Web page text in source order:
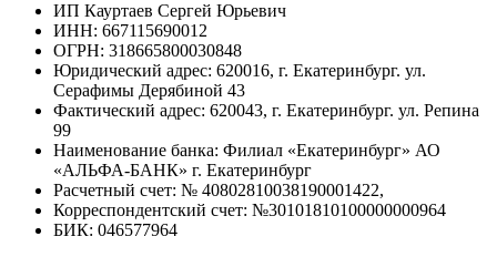
ИП Кауртаев Сергей Юрьевич
ИНН: 667115690012
ОГРН: 318665800030848
Юридический адрес: 620016, г. Екатеринбург. ул.
Серафимы Дерябиной 43
Фактический адрес: 620043, г. Екатеринбург. ул. Репина
99
Наименование банка: Филиал «Екатеринбург» АО
«АЛЬФА-БАНК» г. Екатеринбург
Расчетный счет: № 40802810038190001422,
Корреспондентский счет: №30101810100000000964
БИК: 046577964